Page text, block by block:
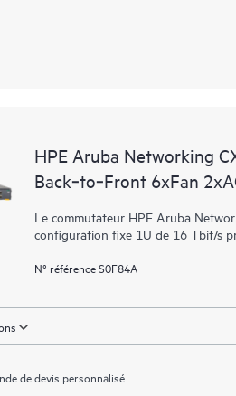
HPE Aruba Networking
Back‑to‑Front 6xFan
Le commutateur HPE Aruba
configuration fixe 1U de 16 Tbit/s
N° référence S0F84A
de devis personnalisé